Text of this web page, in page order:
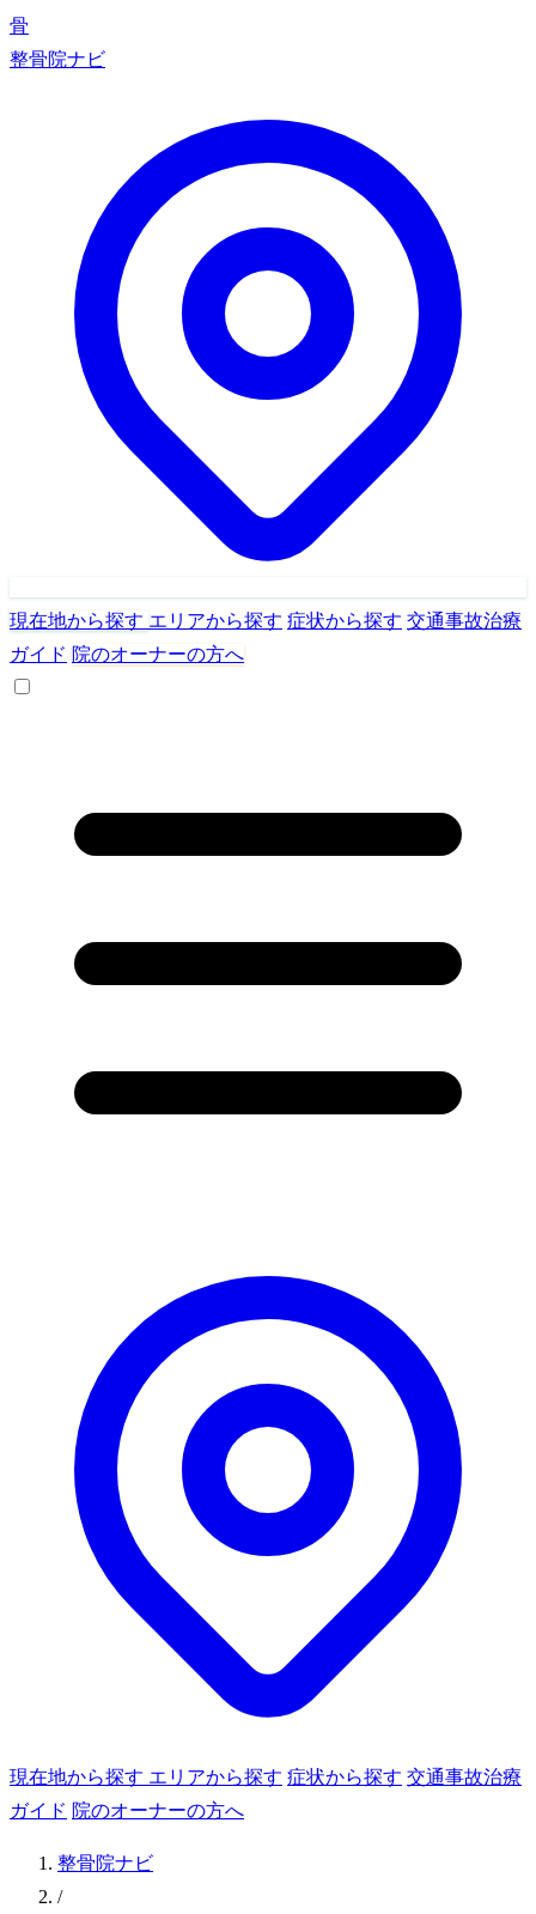
骨
整骨院ナビ
現在地から探す エリアから探す 症状から探す 交通事故治療
ガイド 院のオーナーの方へ
現在地から探す エリアから探す 症状から探す 交通事故治療
ガイド 院のオーナーの方へ
整骨院ナビ
/